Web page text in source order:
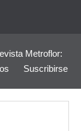
Metroflor:
Suscribirse